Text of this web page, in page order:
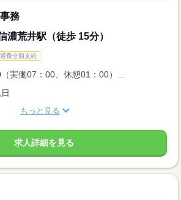
務
濃荒井駅（徒歩 15分）
費全額支給
実働07：00、休憩01：00）...
もっと見る
求人詳細を見る